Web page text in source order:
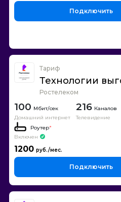
Подключить
Тариф
Технологии
Ростелеком
100
Домашний интернет
216 Каналов
Телевидение
Роутер*
Включен
1200
Подключить